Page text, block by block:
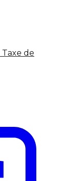
Taxe de